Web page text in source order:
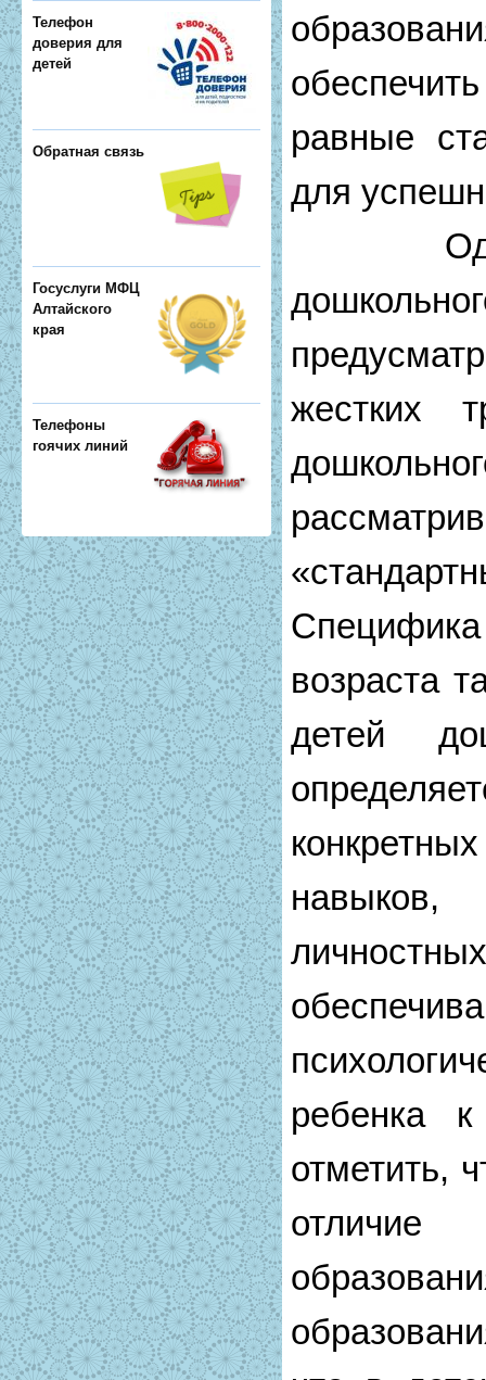
Телефон
доверия для
детей
Обратная связь
Госуслуги МФЦ
Алтайского
края
Телефоны
гоячих линий
равные
для
Однако
жестких
возраста
детей
ребенка
отметить,